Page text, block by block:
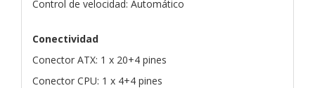
Control de velocidad: Automático
Conectividad
Conector ATX: 1 x 20+4 pines
Conector CPU: 1 x 4+4 pines